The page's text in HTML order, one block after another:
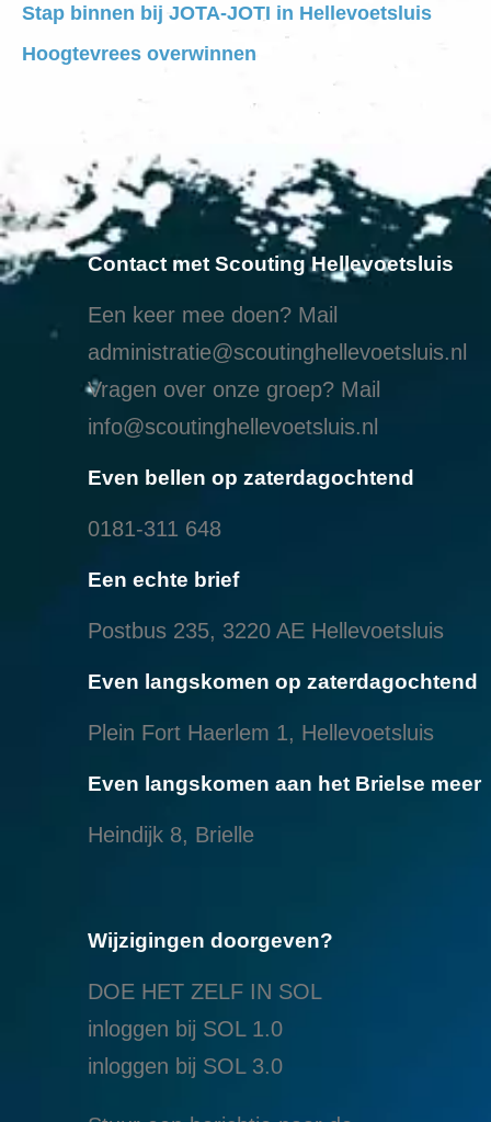
Stap binnen bij JOTA-JOTI in Hellevoetsluis
Hoogtevrees overwinnen
Contact met Scouting Hellevoetsluis
Een keer mee doen? Mail
administratie@scoutinghellevoetsluis.nl
Vragen over onze groep? Mail
info@scoutinghellevoetsluis.nl
Even bellen op zaterdagochtend
0181-311 648
Een echte brief
Postbus 235, 3220 AE Hellevoetsluis
Even langskomen op zaterdagochtend
Plein Fort Haerlem 1, Hellevoetsluis
Even langskomen aan het Brielse meer
Heindijk 8, Brielle
Wijzigingen doorgeven?
DOE HET ZELF IN SOL
inloggen bij SOL 1.0
inloggen bij SOL 3.0